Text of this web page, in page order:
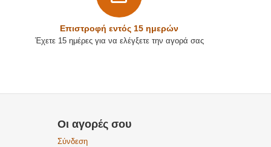
Επιστρoφή εντός 15 ημερών
Έχετε 15 ημέρες για να ελέγξετε την αγορά σας
Οι αγορές σου
Σύνδεση